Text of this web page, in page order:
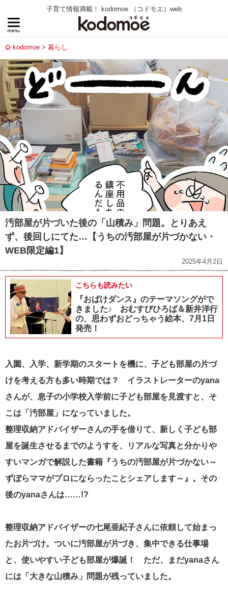
子育て情報満載！ kodomoe （コドモエ）web
kodomoe 暮らし
汚部屋が片づいた後の「山積み」問題。とりあえ
ず、後回しにてた…【うちの汚部屋が片づかない・
WEB限定編1】
2025年4月2日
こちらも読みたい
『おばけダンス』のテーマソングがで
きました♪ おむすびひろば＆新井洋行
の、思わずおどっちゃう絵本、7月1日
発売！
入園、入学、新学期のスタートを機に、子ども部屋の片づ
けを考える方も多い時期では？ イラストレーターのyana
さんが、息子の小学校入学前に子ども部屋を見渡すと、そ
こは「 汚部屋」になっていました。
整理収納アドバイザーさんの手を借りて、新しく子ども部
屋を誕生させるまでのようすを、リアルな写真と分かりや
すいマンガで解説した書籍『うちの汚部屋が片づかない～
ずぼらママがプロにならったことシェアします～』。その
後のyanaさんは……!?
整理収納アドバイザーの七尾亜紀子さんに依頼して始まっ
たお片づけ。ついに汚部屋が片づき、集中できる仕事場
と、使いやすい子ども部屋が爆誕！ ただ、まだyanaさん
には「大きな山積み」問題が残っていました。